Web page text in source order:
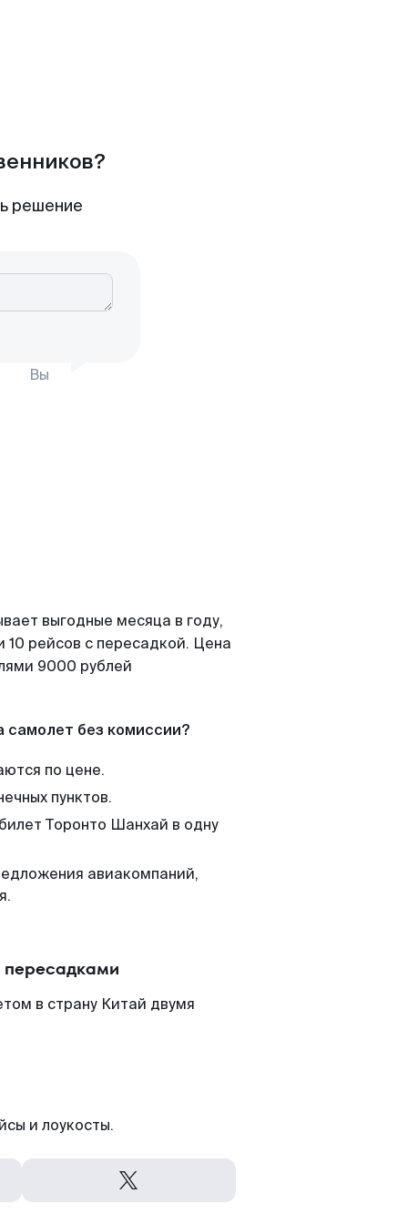
решение
Вы
выгодные месяца в году,
рейсов с пересадкой. Цена
9000 рублей
самолет без комиссии?
по цене.
пунктов.
Торонто Шанхай в одну
авиакомпаний,
в страну Китай двумя
и лоукосты.